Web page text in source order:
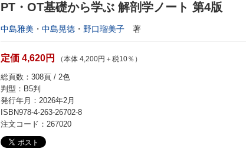
PT・OT基礎から学ぶ 解剖学ノート 第4版
中島雅美 ・ 中島晃徳 ・ 野口瑠美子 著
定価 4,620円 （本体 4,200円＋税10％）
総頁数：308頁 / 2色
判型：B5判
発行年月：2026年2月
ISBN978-4-263-26702-8
注文コード：267020